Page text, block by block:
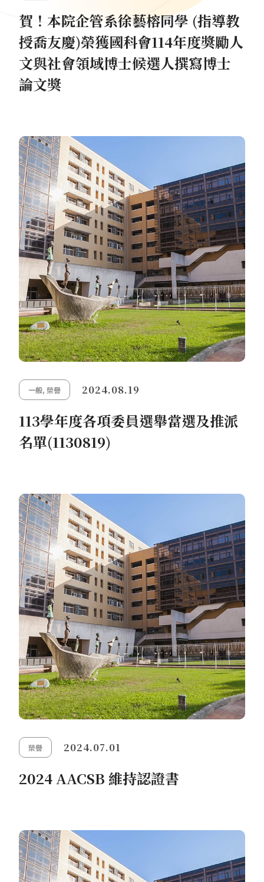
賀！本院企管系徐藝榕同學 (指導教
授喬友慶)榮獲國科會114年度獎勵人
文與社會領域博士候選人撰寫博士
論文獎
一般,榮譽 2024.08.19
113學年度各項委員選舉當選及推派
名單(1130819)
榮譽 2024.07.01
2024 AACSB 維持認證書